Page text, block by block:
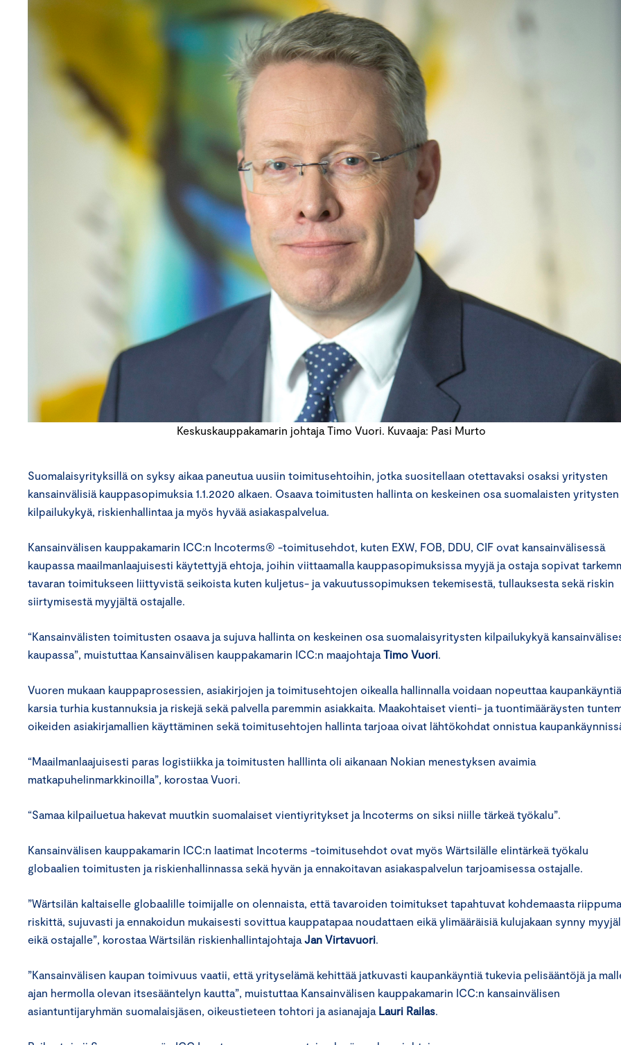
Keskuskauppakamarin johtaja Timo Vuori. Kuvaaja: Pasi Murto
Suomalaisyrityksillä on syksy aikaa paneutua uusiin toimitusehtoihin, jotka suositellaan otettavaksi osaksi yritysten
kansainvälisiä kauppasopimuksia 1.1.2020 alkaen. Osaava toimitusten hallinta on keskeinen osa suomalaisten yritysten
kilpailukykyä, riskienhallintaa ja myös hyvää asiakaspalvelua.
Kansainvälisen kauppakamarin ICC:n Incoterms® -toimitusehdot, kuten EXW, FOB, DDU, CIF ovat kansainvälisessä
kaupassa maailmanlaajuisesti käytettyjä ehtoja, joihin viittaamalla kauppasopimuksissa myyjä ja ostaja sopivat
tavaran toimitukseen liittyvistä seikoista kuten kuljetus- ja vakuutussopimuksen tekemisestä, tullauksesta sekä riskin
siirtymisestä myyjältä ostajalle.
“Kansainvälisten toimitusten osaava ja sujuva hallinta on keskeinen osa suomalaisyritysten kilpailukykyä
kaupassa”, muistuttaa Kansainvälisen kauppakamarin ICC:n maajohtaja Timo Vuori.
Vuoren mukaan kauppaprosessien, asiakirjojen ja toimitusehtojen oikealla hallinnalla voidaan nopeuttaa
karsia turhia kustannuksia ja riskejä sekä palvella paremmin asiakkaita. Maakohtaiset vienti- ja tuontimääräysten
oikeiden asiakirjamallien käyttäminen sekä toimitusehtojen hallinta tarjoaa oivat lähtökohdat onnistua
“Maailmanlaajuisesti paras logistiikka ja toimitusten halllinta oli aikanaan Nokian menestyksen avaimia
matkapuhelinmarkkinoilla”, korostaa Vuori.
“Samaa kilpailuetua hakevat muutkin suomalaiset vientiyritykset ja Incoterms on siksi niille tärkeä työkalu”.
Kansainvälisen kauppakamarin ICC:n laatimat Incoterms -toimitusehdot ovat myös Wärtsilälle elintärkeä työkalu
globaalien toimitusten ja riskienhallinnassa sekä hyvän ja ennakoitavan asiakaspalvelun tarjoamisessa ostajalle.
”Wärtsilän kaltaiselle globaalille toimijalle on olennaista, että tavaroiden toimitukset tapahtuvat kohdemaasta
riskittä, sujuvasti ja ennakoidun mukaisesti sovittua kauppatapaa noudattaen eikä ylimääräisiä kulujakaan synny
eikä ostajalle”, korostaa Wärtsilän riskienhallintajohtaja Jan Virtavuori.
”Kansainvälisen kaupan toimivuus vaatii, että yrityselämä kehittää jatkuvasti kaupankäyntiä tukevia pelisääntöjä ja
ajan hermolla olevan itsesääntelyn kautta”, muistuttaa Kansainvälisen kauppakamarin ICC:n kansainvälisen
asiantuntijaryhmän suomalaisjäsen, oikeustieteen tohtori ja asianajaja Lauri Railas.